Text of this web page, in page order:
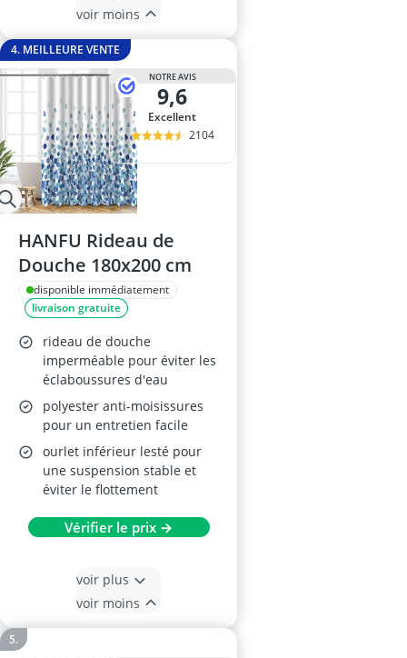
voir moins
4. MEILLEURE VENTE
NOTRE AVIS
9,6
Excellent
2104
HANFU Rideau de
Douche 180x200 cm
disponible immédiatement
livraison gratuite
rideau de douche
imperméable pour éviter les
éclaboussures d'eau
polyester anti-moisissures
pour un entretien facile
ourlet inférieur lesté pour
une suspension stable et
éviter le flottement
Vérifier le prix →
voir plus
voir moins